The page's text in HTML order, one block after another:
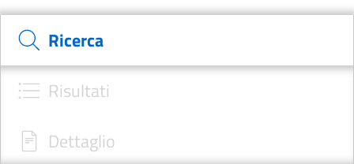
Cerca il documento e consulta il dettaglio
Ricerca
Risultati
Dettaglio